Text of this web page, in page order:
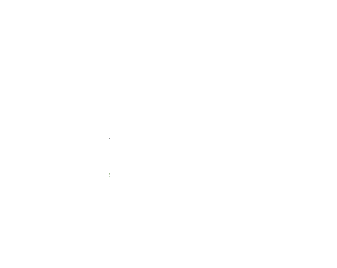
The Verse
Fiyat
₺2.999,99